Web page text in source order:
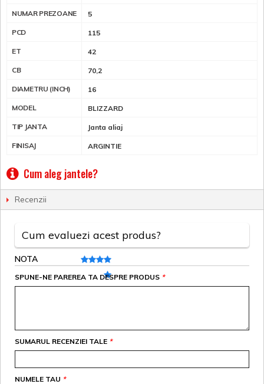
NUMAR PREZOANE 5
PCD 115
ET 42
CB 70,2
DIAMETRU (INCH) 16
MODEL BLIZZARD
TIP JANTA Janta aliaj
FINISAJ ARGINTIE
Cum aleg jantele?
Recenzii
Cum evaluezi acest produs?
NOTA
*
SPUNE-NE PAREREA TA DESPRE PRODUS
*
SUMARUL RECENZIEI TALE
*
NUMELE TAU